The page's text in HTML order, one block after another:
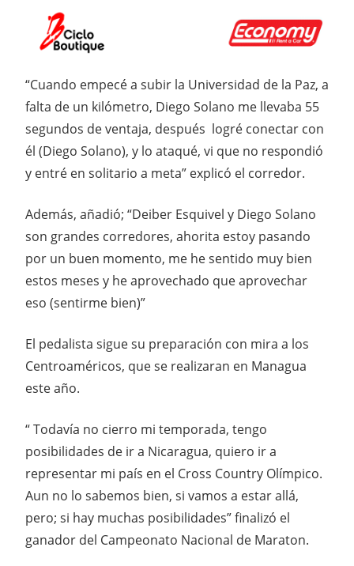
“Cuando empecé a subir la Universidad de la Paz, a
falta de un kilómetro, Diego Solano me llevaba 55
segundos de ventaja, después logré conectar con
él (Diego Solano), y lo ataqué, vi que no respondió
y entré en solitario a meta” explicó el corredor.
Además, añadió; “Deiber Esquivel y Diego Solano
son grandes corredores, ahorita estoy pasando
por un buen momento, me he sentido muy bien
estos meses y he aprovechado que aprovechar
eso (sentirme bien)”
El pedalista sigue su preparación con mira a los
Centroaméricos, que se realizaran en Managua
este año.
“ Todavía no cierro mi temporada, tengo
posibilidades de ir a Nicaragua, quiero ir a
representar mi país en el Cross Country Olímpico.
Aun no lo sabemos bien, si vamos a estar allá,
pero; si hay muchas posibilidades” finalizó el
ganador del Campeonato Nacional de Maraton.